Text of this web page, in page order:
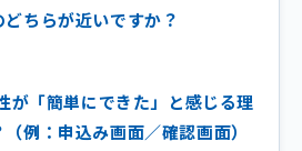
ちらが近いですか？
が「簡単にできた」と感じる理
例：申込み画面／確認画面）